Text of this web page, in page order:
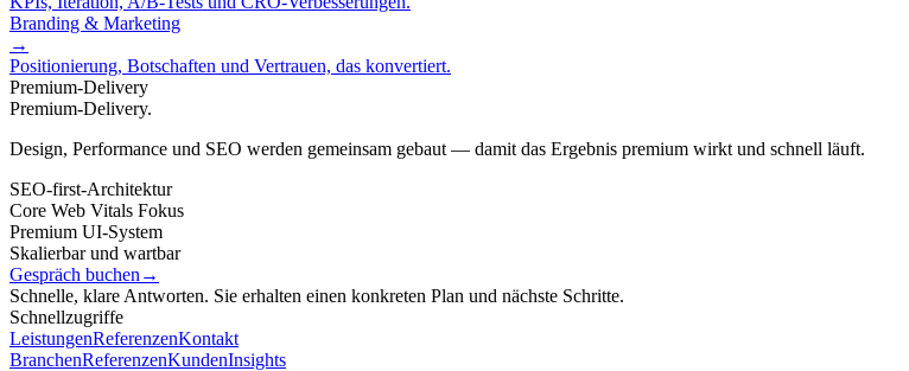
Branding & Marketing
→
Positionierung, Botschaften und Vertrauen, das konvertiert.
Premium-Delivery
Premium-Delivery.
Design, Performance und SEO werden gemeinsam gebaut — damit das Ergebnis premium wirkt und schnell läuft.
SEO-first-Architektur
Core Web Vitals Fokus
Premium UI-System
Skalierbar und wartbar
Gespräch buchen →
Schnelle, klare Antworten. Sie erhalten einen konkreten Plan und nächste Schritte.
Schnellzugriffe
LeistungenReferenzenKontakt
BranchenReferenzenKundenInsights